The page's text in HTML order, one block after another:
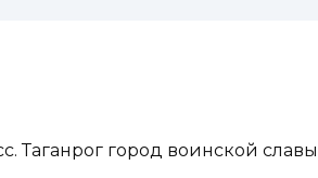
Таганрог город воинской славы